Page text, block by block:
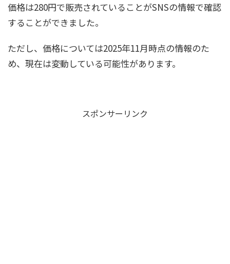
価格は280円で販売されていることがSNSの情報で確認
することができました。
ただし、価格については2025年11月時点の情報のた
め、現在は変動している可能性があります。
スポンサーリンク